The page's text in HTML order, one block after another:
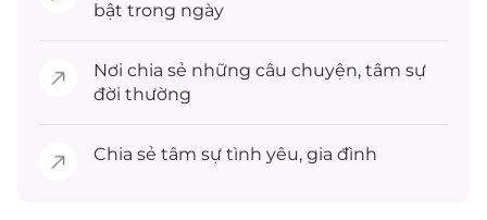
bật trong ngày
Nơi chia sẻ những câu chuyện, tâm sự
đời thường
Chia sẻ tâm sự tình yêu, gia đình